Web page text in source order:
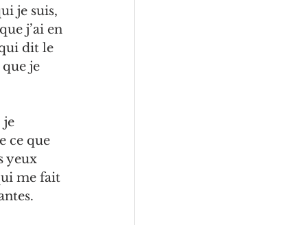
je suis,
j’ai en
dit le
je
je
ce que
yeux
me fait